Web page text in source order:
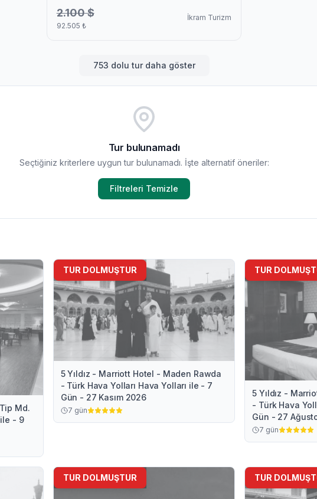
2.100$
92.505 ₺
İkram Turizm
753 dolu tur daha göster
Tur bulunamadı
Seçtiğiniz kriterlere uygun tur bulunamadı. İşte alternatif öneriler:
Filtreleri Temizle
Md.
ile - 9
TUR DOLMUŞTUR
5 Yıldız - Marriott Hotel - Maden Rawda
- Türk Hava Yolları Hava Yolları ile - 7
Gün - 27 Kasım 2026
7 gün
TUR
5 Yıldız -
- Türk Hava
Gün - 27
7 gün
TUR DOLMUŞTUR TUR